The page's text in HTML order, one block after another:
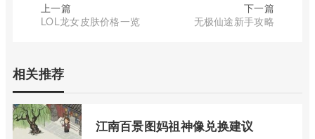
上一篇
LOL龙女皮肤价格一览
下一篇
无极仙途新手攻略
相关推荐
江南百景图妈祖神像兑换建议